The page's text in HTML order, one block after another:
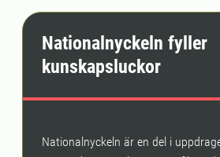
Nationalnyckeln fyller
kunskapsluckor
Nationalnyckeln är en del i